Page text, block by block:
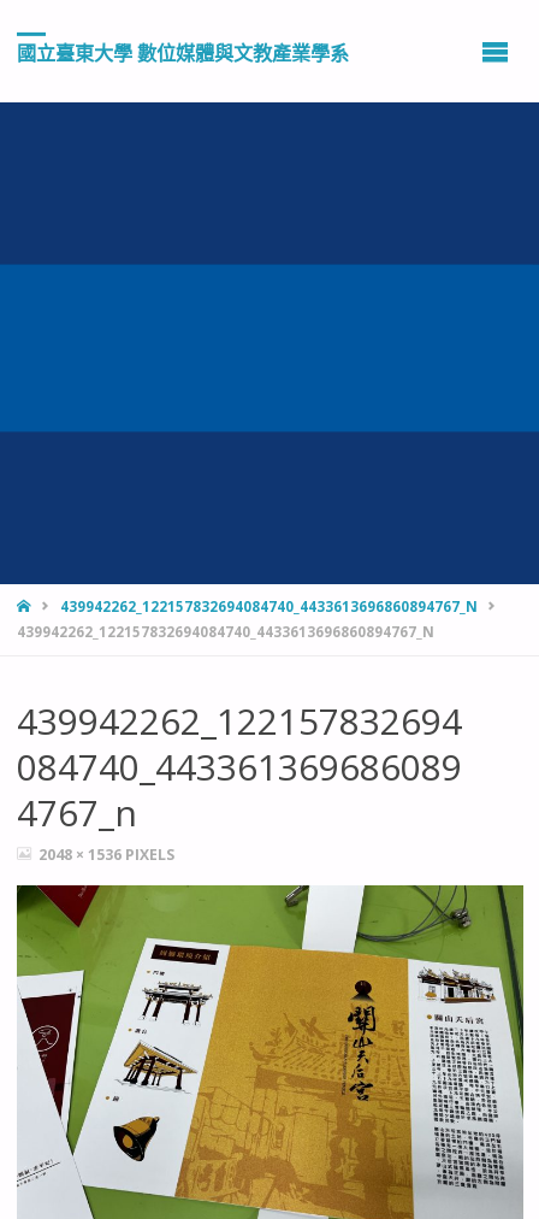
國立臺東大學 數位媒體與文教產業學系
HOME439942262_122157832694084740_4433613696860894767_N
439942262_122157832694084740_4433613696860894767_N
439942262_122157832694
084740_443361369686089
4767_n
FULL2048 × 1536 PIXELS